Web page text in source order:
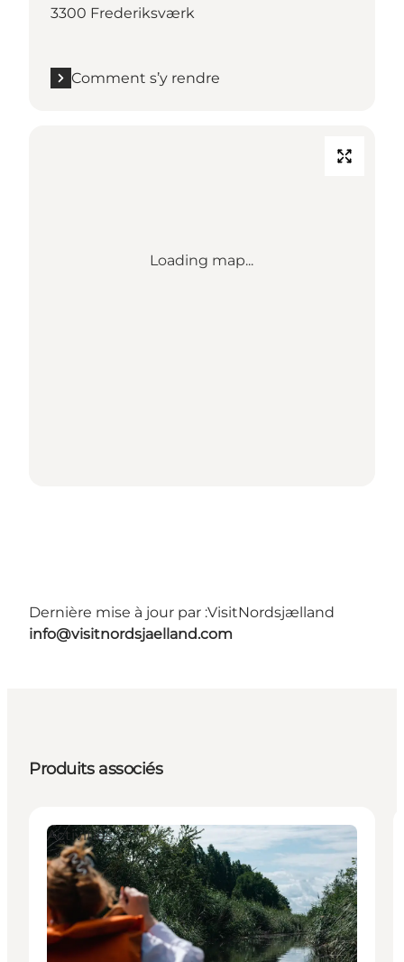
3300 Frederiksværk
Comment s’y rendre
Loading map...
Dernière mise à jour par :VisitNordsjælland
info@visitnordsjaelland.com
Produits associés
Activities